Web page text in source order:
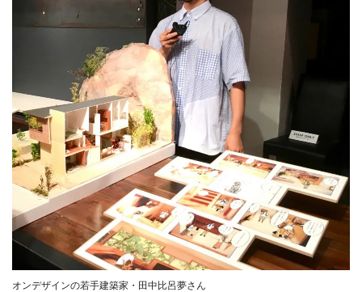
オンデザインの若手建築家・田中比呂夢さん